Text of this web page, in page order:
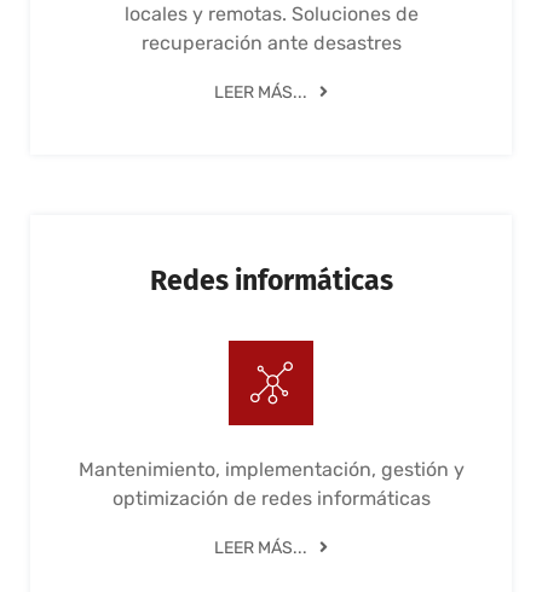
locales y remotas. Soluciones de
recuperación ante desastres
LEER MÁS...
Redes informáticas
Mantenimiento, implementación, gestión y
optimización de redes informáticas
LEER MÁS...